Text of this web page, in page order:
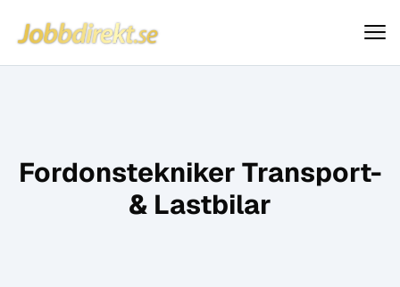
Hoppa till innehåll
Jobbdirekt
Fordonstekniker Transport-
& Lastbilar